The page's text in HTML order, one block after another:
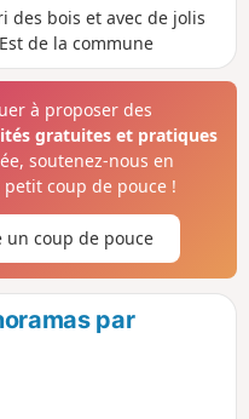
des bois et avec de jolis
de la commune
à proposer des
gratuites et pratiques
soutenez-nous en
coup de pouce !
un coup de pouce
par